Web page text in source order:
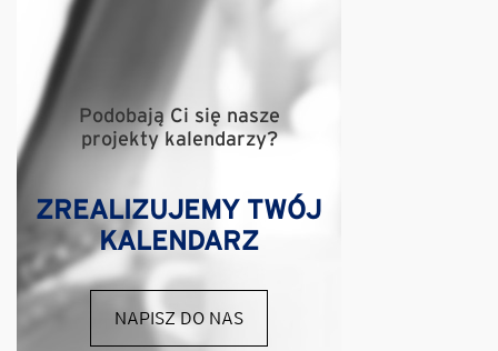
Podobają Ci się nasze
projekty kalendarzy?
ZREALIZUJEMY TWÓJ
KALENDARZ
NAPISZ DO NAS